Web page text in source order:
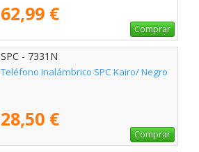
62,99 €
Comprar
SPC - 7331N
Teléfono Inalámbrico SPC Kairo/ Negro
28,50 €
Comprar